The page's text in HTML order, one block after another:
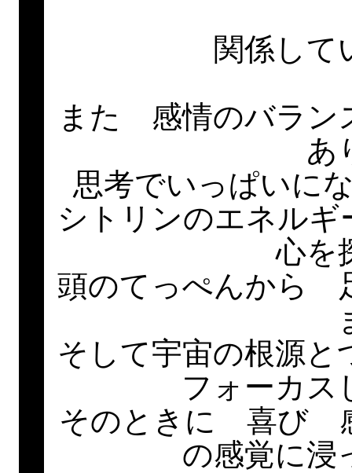
関係し
また 感情のバラン
あ
思考でいっぱいに
シトリンのエネル
心を
頭のてっぺんから
そして宇宙の根源
フォーカス
そのときに 喜び
の感覚に浸